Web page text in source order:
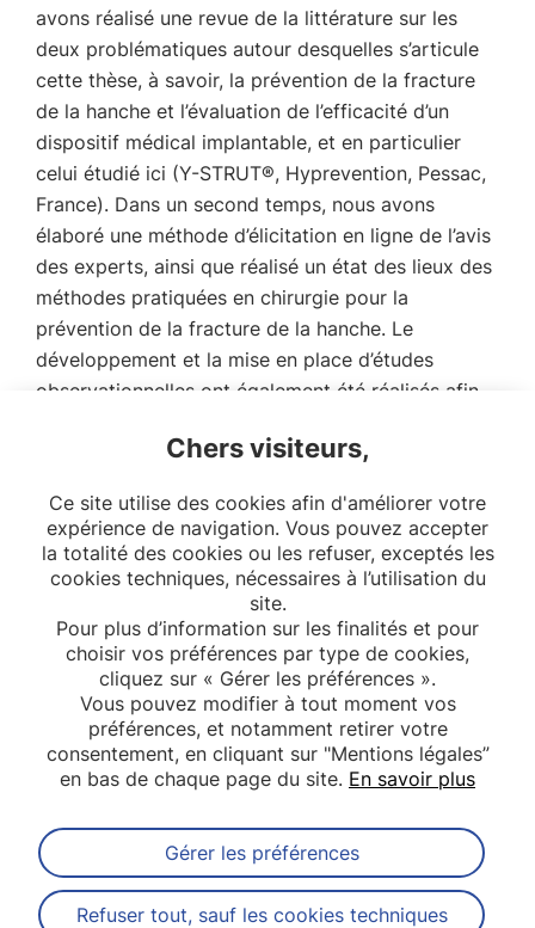
avons réalisé une revue de la littérature sur les
deux problématiques autour desquelles s’articule
cette thèse, à savoir, la prévention de la fracture
de la hanche et l’évaluation de l’efficacité d’un
dispositif médical implantable, et en particulier
celui étudié ici (Y-STRUT®, Hyprevention, Pessac,
France). Dans un second temps, nous avons
élaboré une méthode d’élicitation en ligne de l’avis
des experts, ainsi que réalisé un état des lieux des
méthodes pratiquées en chirurgie pour la
prévention de la fracture de la hanche. Le
développement et la mise en place d’études
observationnelles ont également été réalisés afin
synthèse de l’ensemble de ces résultats a ensuite
clinique du dispositif médical implantable étudié.
Abonnez-vous à notre newsletter
Chers visiteurs,
Ce site utilise des cookies afin d'améliorer votre
expérience de navigation. Vous pouvez accepter
la totalité des cookies ou les refuser, exceptés les
cookies techniques, nécessaires à l’utilisation du
site.
Pour plus d’information sur les finalités et pour
choisir vos préférences par type de cookies,
cliquez sur « Gérer les préférences ».
Vous pouvez modifier à tout moment vos
préférences, et notamment retirer votre
consentement, en cliquant sur "Mentions légales”
en bas de chaque page du site. En savoir plus
Gérer les préférences
Refuser tout, sauf les cookies techniques